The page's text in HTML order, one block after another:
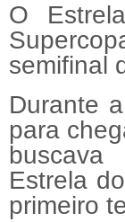
O
semifinal
Durante
para
Estrela
primeiro